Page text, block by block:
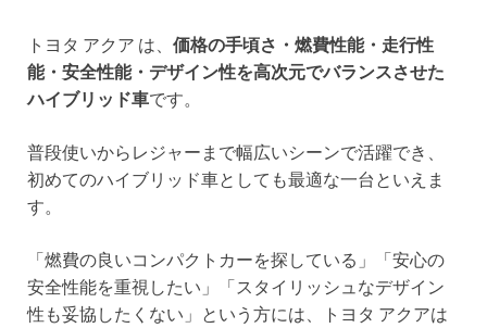
トヨタ アクア は、 価格の手頃さ・燃費性能・走行性
能・安全性能・デザイン性を高次元でバランスさせた
ハイブリッド車です。
普段使いからレジャーまで幅広いシーンで活躍でき、
初めてのハイブリッド車としても最適な一台といえま
す。
「燃費の良いコンパクトカーを探している」「安心の
安全性能を重視したい」「スタイリッシュなデザイン
性も妥協したくない」という方には、トヨタ アクアは